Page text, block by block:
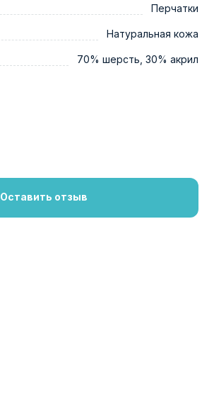
Перчатки
Натуральная кожа
70% шерсть, 30% акрил
Оставить отзыв